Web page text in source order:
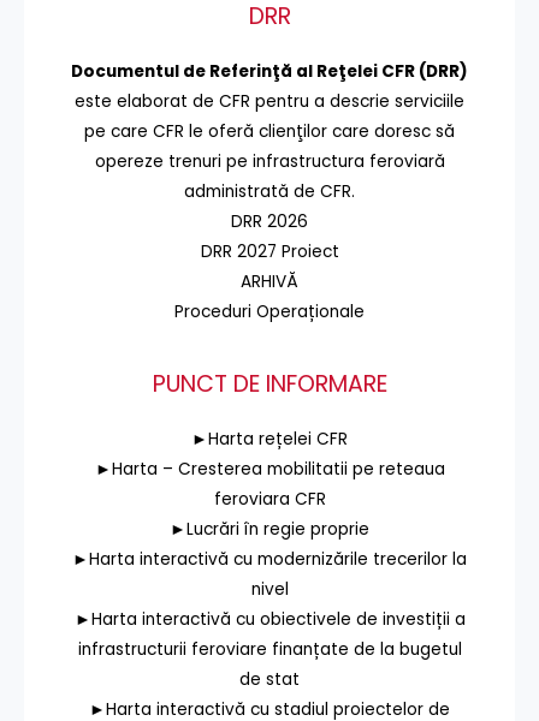
DRR
Documentul de Referinţă al Reţelei CFR (DRR)
este elaborat de CFR pentru a descrie serviciile
pe care CFR le oferă clienţilor care doresc să
opereze trenuri pe infrastructura feroviară
administrată de CFR.
DRR 2026
DRR 2027 Proiect
ARHIVĂ
Proceduri Operaționale
PUNCT DE INFORMARE
►Harta rețelei CFR
►Harta – Cresterea mobilitatii pe reteaua
feroviara CFR
►Lucrări în regie proprie
►Harta interactivă cu modernizările trecerilor la
nivel
►Harta interactivă cu obiectivele de investiții a
infrastructurii feroviare finanțate de la bugetul
de stat
►Harta interactivă cu stadiul proiectelor de